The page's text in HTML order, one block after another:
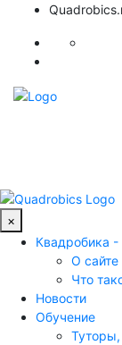
×
Квадробика -
О сайте
Что
Новости
Обучение